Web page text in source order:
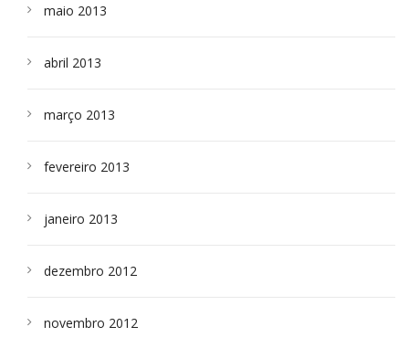
maio 2013
abril 2013
março 2013
fevereiro 2013
janeiro 2013
dezembro 2012
novembro 2012